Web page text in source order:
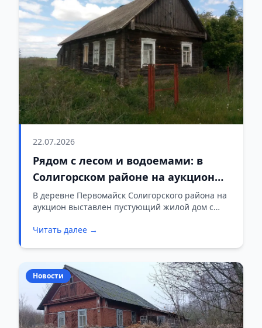
22.07.2026
Рядом с лесом и водоемами: в
Солигорском районе на аукцион
выставлен дом с большим
участком
В деревне Первомайск Солигорского района на
аукцион выставлен пустующий жилой дом с
составляет 45 рублей (одна базовая величина),
к популярным местам отдыха.
Читать далее →
Новости